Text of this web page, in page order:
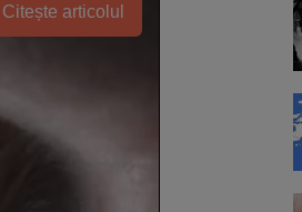
Citește articolul